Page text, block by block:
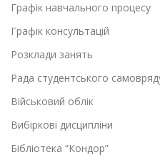
Графік навчального процесу
Графік консультацій
Розклади занять
Рада студентського
Військовий облік
Вибіркові дисципліни
Бібліотека “Кондор”